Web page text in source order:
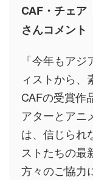
CAF・チェア
さんコメント
「今年もア
ィストから、
CAFの受賞作
アターとアニ
は、信じられ
ストたちの最
方々のご協力